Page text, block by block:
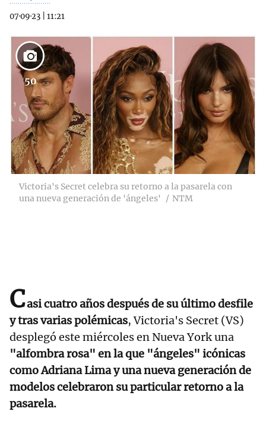
07·09·23
11:21
50
Victoria's Secret celebra su retorno a la pasarela con
una nueva generación de 'ángeles'
NTM
Casi cuatro años después de su último desfile
y tras varias polémicas, Victoria's Secret (VS)
desplegó este miércoles en Nueva York una
"alfombra rosa" en la que "ángeles" icónicas
como Adriana Lima y una nueva generación de
modelos celebraron su particular retorno a la
pasarela.